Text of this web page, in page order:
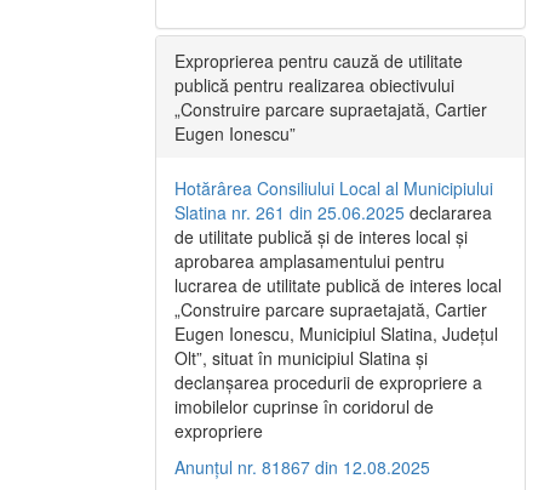
Exproprierea pentru cauză de utilitate
publică pentru realizarea obiectivului
„Construire parcare supraetajată, Cartier
Eugen Ionescu”
Hotărârea Consiliului Local al Municipiului
Slatina nr. 261 din 25.06.2025 declararea
de utilitate publică și de interes local și
aprobarea amplasamentului pentru
lucrarea de utilitate publică de interes local
„Construire parcare supraetajată, Cartier
Eugen Ionescu, Municipiul Slatina, Județul
Olt”, situat în municipiul Slatina și
declanșarea procedurii de expropriere a
imobilelor cuprinse în coridorul de
expropriere
Anunțul nr. 81867 din 12.08.2025